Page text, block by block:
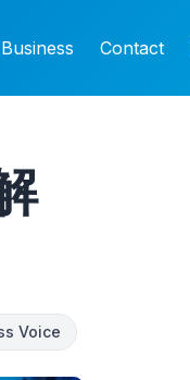
Contact
Voice